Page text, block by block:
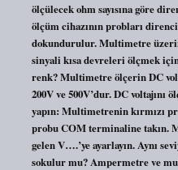
ölçülecek ohm sayısına göre
ölçüm cihazının probları
dokundurulur. Multimetre
sinyali kısa devreleri ölçmek
renk? Multimetre ölçerin DC
200V ve 500V’dur. DC voltajını
yapın: Multimetrenin kırmızı
probu COM terminaline takın.
gelen V….’ye ayarlayın. Aynı
sokulur mu? Ampermetre ve